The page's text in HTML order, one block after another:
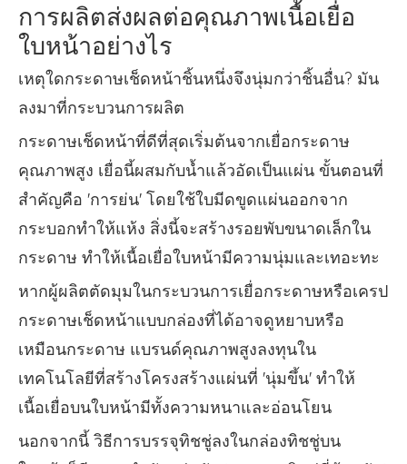
การผลิตส่งผลต่อคุณภาพเนื้อเยื่อ
ใบหน้าอย่างไร
เหตุใดกระดาษเช็ดหน้าชิ้นหนึ่งจึงนุ่มกว่าชิ้นอื่น? มัน
ลงมาที่กระบวนการผลิต
กระดาษเช็ดหน้าที่ดีที่สุดเริ่มต้นจากเยื่อกระดาษ
คุณภาพสูง เยื่อนี้ผสมกับน้ำแล้วอัดเป็นแผ่น ขั้นตอนที่
สำคัญคือ 'การย่น' โดยใช้ใบมีดขูดแผ่นออกจาก
กระบอกทำให้แห้ง สิ่งนี้จะสร้างรอยพับขนาดเล็กใน
กระดาษ ทำให้เนื้อเยื่อใบหน้ามีความนุ่มและเทอะทะ
หากผู้ผลิตตัดมุมในกระบวนการเยื่อกระดาษหรือเครป
กระดาษเช็ดหน้าแบบกล่องที่ได้อาจดูหยาบหรือ
เหมือนกระดาษ แบรนด์คุณภาพสูงลงทุนใน
เทคโนโลยีที่สร้างโครงสร้างแผ่นที่ 'นุ่มขึ้น' ทำให้
เนื้อเยื่อบนใบหน้ามีทั้งความหนาและอ่อนโยน
นอกจากนี้ วิธีการบรรจุทิชชู่ลงในกล่องทิชชู่บน